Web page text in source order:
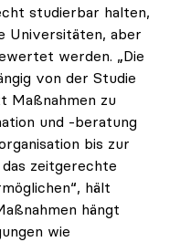
studierbar halten,
Universitäten, aber
werden. „Die
von der Studie
Maßnahmen zu
und -beratung
bis zur
zeitgerechte
hält
hängt
wie